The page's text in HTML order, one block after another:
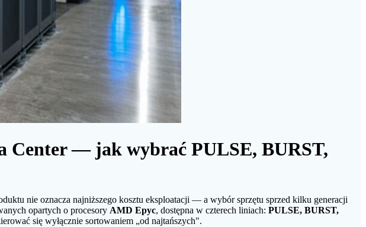
Center — jak wybrać PULSE, BURST,
nie oznacza najniższego kosztu eksploatacji — a wybór sprzętu sprzed kilku generacji
opartych o procesory AMD Epyc, dostępna w czterech liniach: PULSE, BURST,
się wyłącznie sortowaniem „od najtańszych".